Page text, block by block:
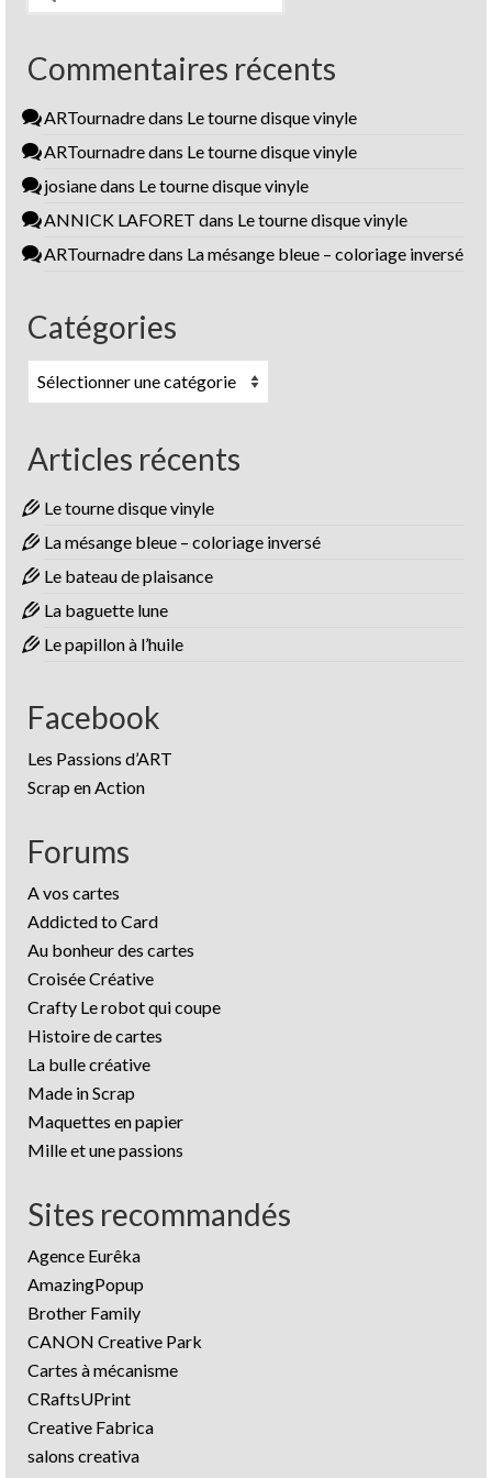
Commentaires récents
ARTournadredans Le tourne disque vinyle
ARTournadredans Le tourne disque vinyle
josianedans Le tourne disque vinyle
ANNICK LAFORET dans Le tourne disque vinyle
ARTournadredans La mésange bleue – coloriage inversé
Catégories
Catégories
Articles récents
Le tourne disque vinyle
La mésange bleue – coloriage inversé
Le bateau de plaisance
La baguette lune
Le papillon à l’huile
Facebook
Les Passions d’ART
Scrap en Action
Forums
A vos cartes
Addicted to Card
Au bonheur des cartes
Croisée Créative
Crafty Le robot qui coupe
Histoire de cartes
La bulle créative
Made in Scrap
Maquettes en papier
Mille et une passions
Sites recommandés
Agence Eurêka
AmazingPopup
Brother Family
CANON Creative Park
Cartes à mécanisme
CRaftsUPrint
Creative Fabrica
salons creativa